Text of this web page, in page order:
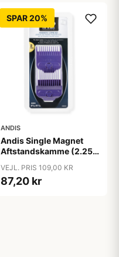
SPAR 20%
ANDIS
Andis Single Magnet
Aftstandskamme (2.25
VEJL. PRIS 109,00 KR
87,20 kr